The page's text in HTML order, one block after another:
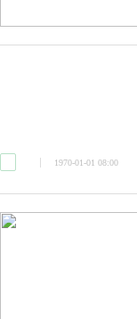
1970-01-01 08:00